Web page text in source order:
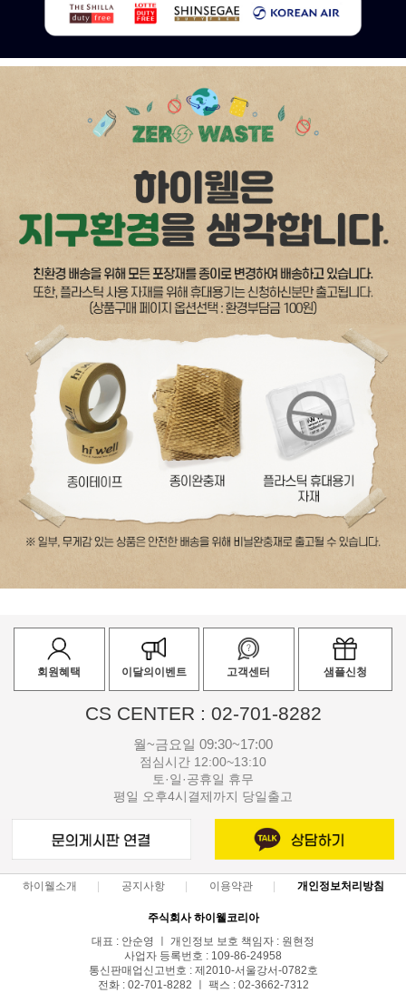
회원혜택 이달의이벤트 고객센터 샘플신청
CS CENTER : 02-701-8282
월~금요일 09:30~17:00
점심시간 12:00~13:10
토·일·공휴일 휴무
평일 오후4시결제까지 당일출고
하이웰소개 공지사항 이용약관 개인정보처리방침
주식회사 하이웰코리아
대표 : 안순영 ㅣ 개인정보 보호 책임자 : 원현정
사업자 등록번호 : 109-86-24958
통신판매업신고번호 : 제2010-서울강서-0782호
전화 : 02-701-8282 ㅣ 팩스 : 02-3662-7312